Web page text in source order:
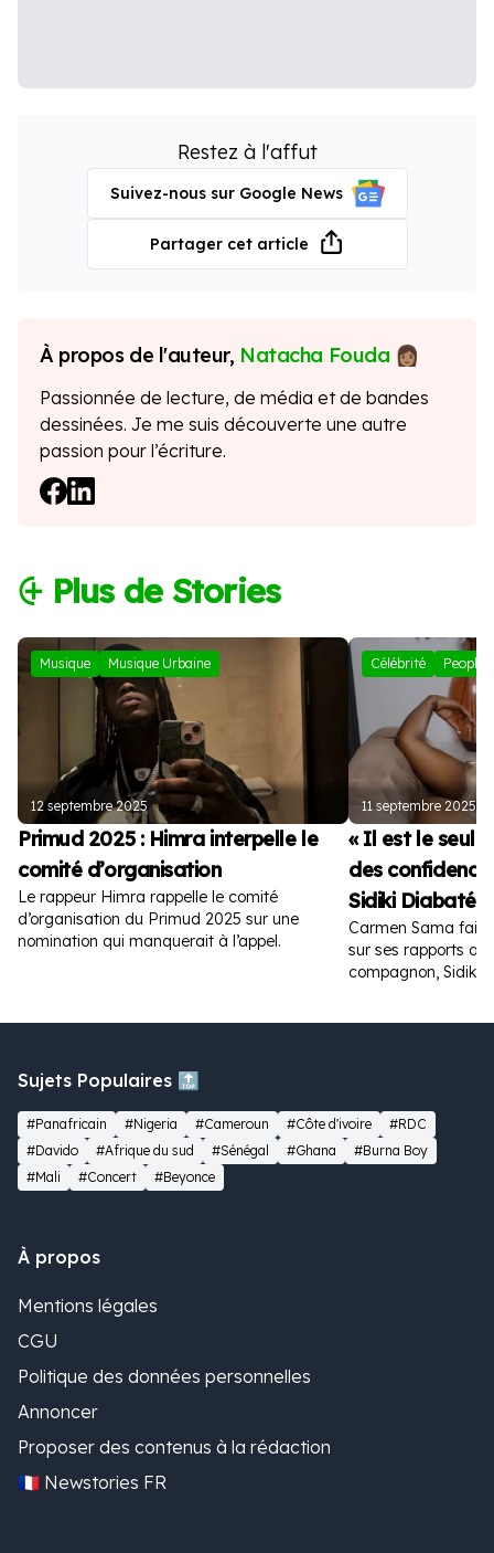
Restez à l'affut
Suivez-nous sur Google News
Partager cet article
À propos de l'auteur, Natacha Fouda
Passionnée de lecture, de média et de bandes
dessinées. Je me suis découverte une autre
passion pour l’écriture.
⨭ Plus de Stories
Musique Musique Urbaine
12 septembre 2025
Primud 2025 : Himra interpelle le
comité d’organisation
Le rappeur Himra rappelle le comité
d’organisation du Primud 2025 sur une
nomination qui manquerait à l’appel.
Célébrité People
11 septembre 2025
« Il est le seul
des
Sidiki Diabaté
Carmen Sama fait
sur ses rapports
compagnon, Sidiki
Sujets Populaires 🔝
#Panafricain #Nigeria #Cameroun #Côte d'ivoire
#RDC
#Davido
#Afrique du sud #Sénégal #Ghana
#Burna Boy
#Mali
#Concert #Beyonce
À propos
Mentions légales
CGU
Politique des données personnelles
Annoncer
Proposer des contenus à la rédaction
🇫🇷 Newstories FR